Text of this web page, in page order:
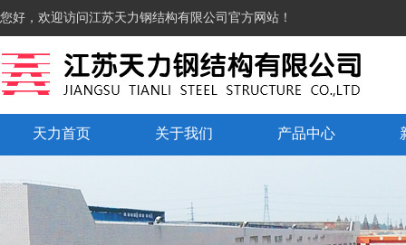
您好，欢迎访问江苏天力钢结构有限公司官方网站！
天力首页 关于我们 产品中心